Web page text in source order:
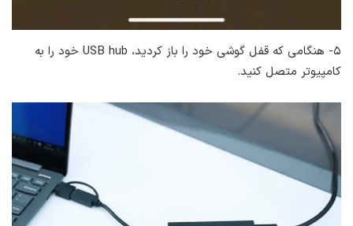
۵- هنگامی که قفل گوشی خود را باز کردید، USB hub خود را به
کامپیوتر متصل کنید.